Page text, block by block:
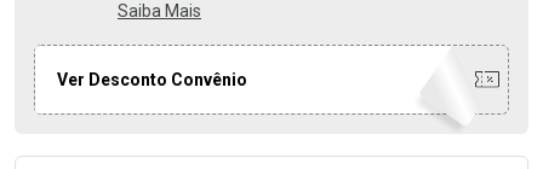
Saiba Mais
Ver Desconto Convênio